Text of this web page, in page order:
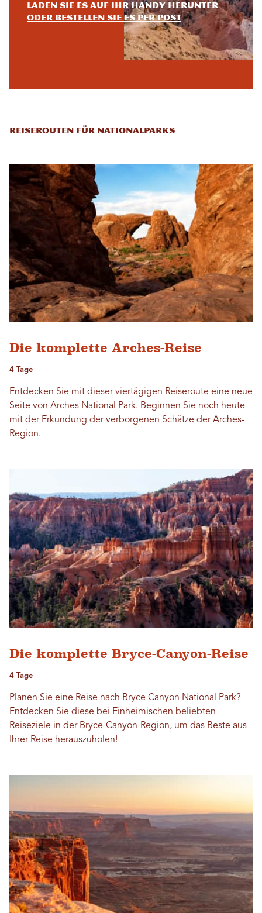
Laden Sie es auf Ihr Handy herunter
oder bestellen Sie es per Post
Reiserouten für Nationalparks
Die komplette Arches-Reise
4 Tage
Entdecken Sie mit dieser viertägigen Reiseroute eine neue
Seite von Arches National Park. Beginnen Sie noch heute
mit der Erkundung der verborgenen Schätze der Arches-
Region.
Die komplette Bryce-Canyon-Reise
4 Tage
Planen Sie eine Reise nach Bryce Canyon National Park?
Entdecken Sie diese bei Einheimischen beliebten
Reiseziele in der Bryce-Canyon-Region, um das Beste aus
Ihrer Reise herauszuholen!